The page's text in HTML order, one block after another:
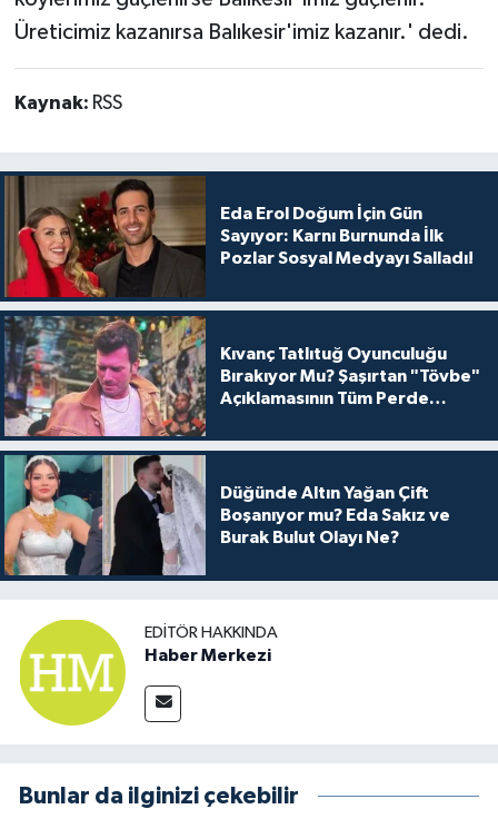
Üreticimiz kazanırsa Balıkesir'imiz kazanır.' dedi.
Kaynak: RSS
Eda Erol Doğum İçin Gün
Sayıyor: Karnı Burnunda İlk
Pozlar Sosyal Medyayı Salladı!
Kıvanç Tatlıtuğ Oyunculuğu
Bırakıyor Mu? Şaşırtan "Tövbe"
Açıklamasının Tüm Perde
Düğünde Altın Yağan Çift
Boşanıyor mu? Eda Sakız ve
Burak Bulut Olayı Ne?
EDITÖR HAKKINDA
Haber Merkezi
Bunlar da ilginizi çekebilir